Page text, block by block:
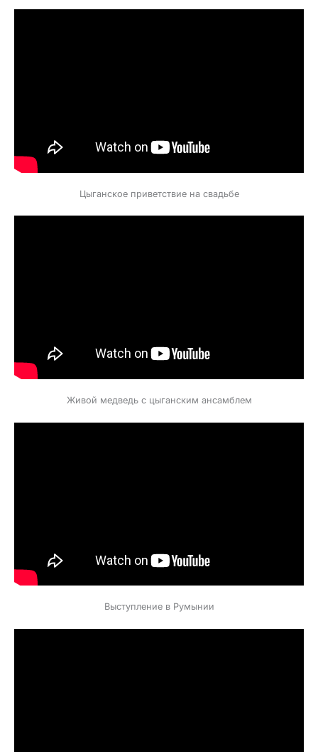
Цыганское приветствие на свадьбе
Живой медведь с цыганским ансамблем
Выступление в Румынии